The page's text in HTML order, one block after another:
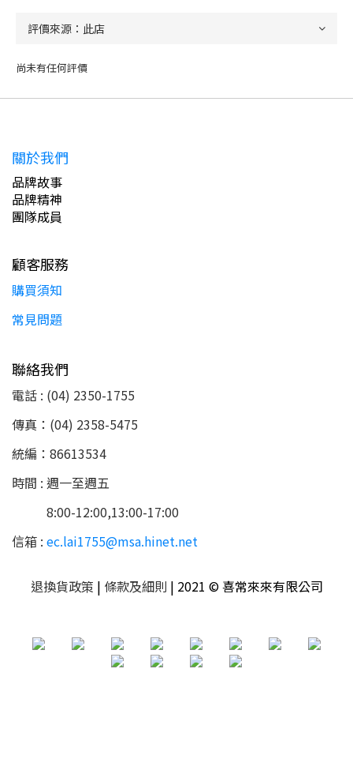
尚未有任何評價
關於我們
品牌故事
品牌精神
團隊成員
顧客服務
購買須知
常見問題
聯絡我們
電話 : (04) 2350-1755
傳真：(04) 2358-5475
統編：86613534
時間 : 週一至週五
8:00-12:00,13:00-17:00
信箱 : ec.lai1755@msa.hinet.net
退換貨政策 | 條款及細則 | 2021 © 喜常來來有限公司